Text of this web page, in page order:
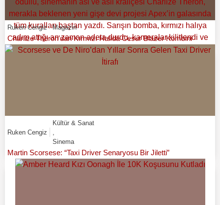
Ruken Cengiz Magazin
Charlize Theron’dan Kırmızı Halıda Cesur Blazer Kombini
Ruken Cengiz
Kültür & Sanat
,
Sinema
Martin Scorsese: “Taxi Driver Senaryosu Bir Jiletti”